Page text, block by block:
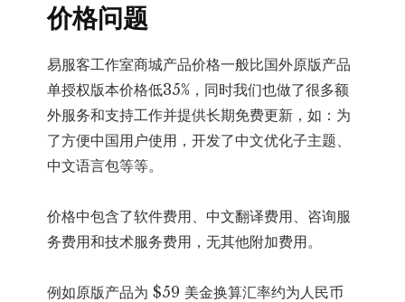
价格问题
易服客工作室商城产品价格一般比国外原版产品
单授权版本价格低35%，同时我们也做了很多额
外服务和支持工作并提供长期免费更新，如：为
了方便中国用户使用，开发了中文优化子主题、
中文语言包等等。
价格中包含了软件费用、中文翻译费用、咨询服
务费用和技术服务费用，无其他附加费用。
例如原版产品为 $59 美金换算汇率约为人民币